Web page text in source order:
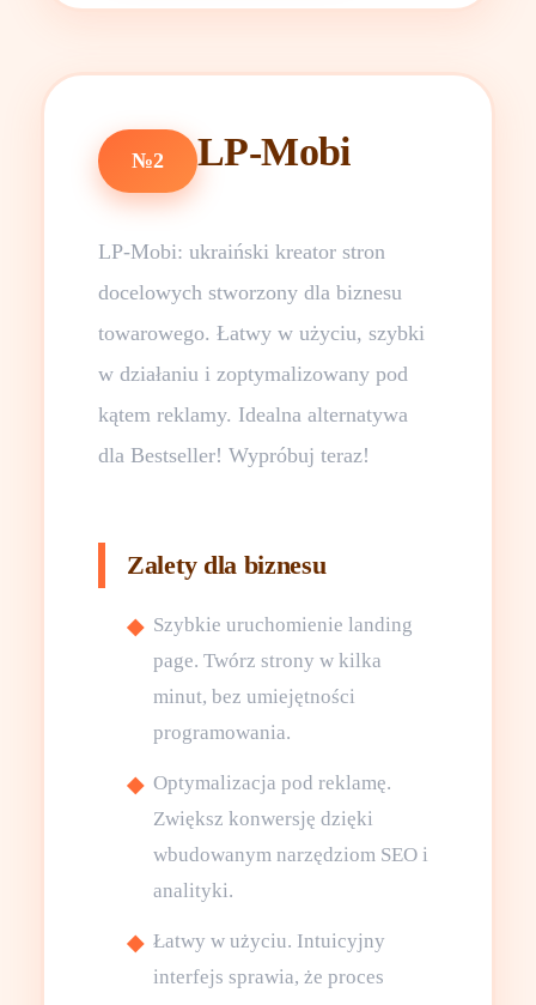
№2 LP-Mobi
LP-Mobi: ukraiński kreator stron
docelowych stworzony dla biznesu
towarowego. Łatwy w użyciu, szybki
w działaniu i zoptymalizowany pod
kątem reklamy. Idealna alternatywa
dla Bestseller! Wypróbuj teraz!
Zalety dla biznesu
Szybkie uruchomienie landing
page. Twórz strony w kilka
minut, bez umiejętności
programowania.
Optymalizacja pod reklamę.
Zwiększ konwersję dzięki
wbudowanym narzędziom SEO i
analityki.
Łatwy w użyciu. Intuicyjny
interfejs sprawia, że proces